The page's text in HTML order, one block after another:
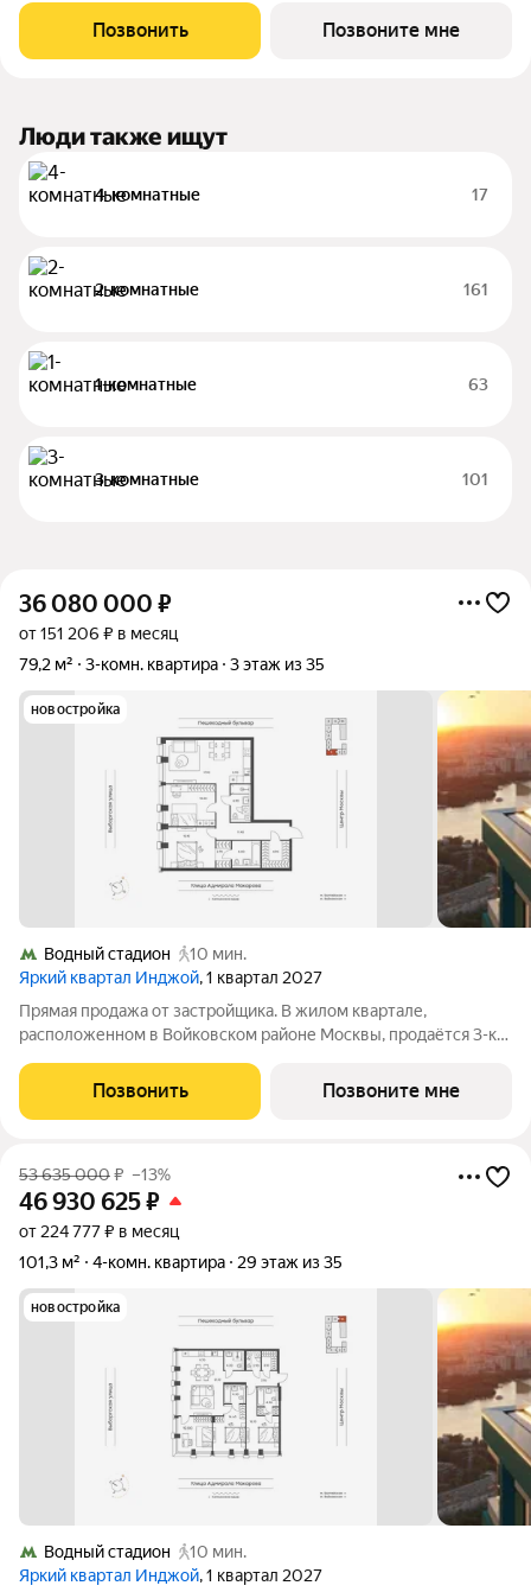
расположена на 27 этаже 32-этажного дома, корпус 1, в жилом
квартале бизнес-класса Инджой. Инджой
Позвонить Позвоните мне
Люди также ищут
4-комнатные 17
2-комнатные 161
1-комнатные 63
3-комнатные 101
36 080 000 ₽
от 151 206 ₽ в месяц
79,2 м²
3-комн. квартира 3 этаж из 35
новостройка
Водный стадион
10 мин.
Яркий квартал Инджой, 1 квартал 2027
Прямая продажа от застройщика. В жилом квартале,
расположенном в Войковском районе Москвы, продаётся 3-к
расположена на 3 этаже 35-этажного дома, корпус 1, в жилом
квартале бизнес-класса Инджой.
Позвонить Позвоните мне
53 635 000₽ –13%
46 930 625₽
от 224 777 ₽ в месяц
101,3 м²
4-комн. квартира 29 этаж из 35
новостройка
Водный стадион
10 мин.
Яркий квартал Инджой, 1 квартал 2027